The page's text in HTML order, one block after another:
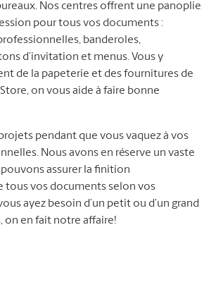
Nos centres offrent une panoplie
pour tous vos documents :
banderoles,
d’invitation et menus. Vous y
de la papeterie et des fournitures de
Store, on vous aide à faire bonne
pendant que vous vaquez à vos
Nous avons en réserve un vaste
assurer la finition
tous vos documents selon vos
ayez besoin d’un petit ou d’un grand
on en fait notre affaire!